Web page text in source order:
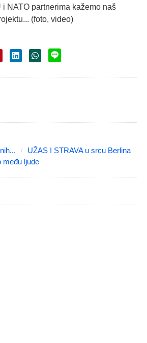
i NATO partnerima kažemo naš
(foto, video)
UŽAS I STRAVA u srcu Berlina
među ljude